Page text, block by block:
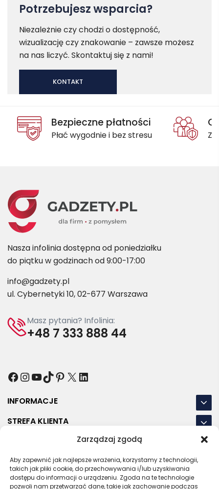
Zarządzaj zgodą
Aby zapewnić jak najlepsze wrażenia, korzystamy z technologii,
takich jak pliki cookie, do przechowywania i/lub uzyskiwania
dostępu do informacji o urządzeniu. Zgoda na te technologie
pozwoli nam przetwarzać dane, takie jak zachowanie podczas
Potrzebujesz wsparcia?
Niezależnie czy chodzi o dostępność,
wizualizację czy znakowanie – zawsze możesz
na nas liczyć. Skontaktuj się z nami!
KONTAKT
Bezpieczne płatności
Płać wygodnie i bez stresu
Nasza infolinia dostępna od poniedziałku
do piątku w godzinach od 9:00-17:00
info@gadzety.pl
ul. Cybernetyki 10, 02-677 Warszawa
Masz pytania? Infolinia:
+48 7 333 888 44
Facebook
Instagram
YouTube
TikTok
Pinterest
X LinkedIn
INFORMACJE
STREFA KLIENTA
NASZE LOKALIZACJE
OSTATNIE POSTY